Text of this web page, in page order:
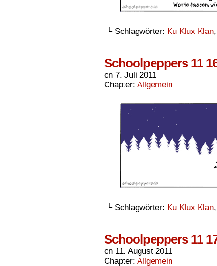
└ Schlagwörter: Ku Klux Klan
Schoolpeppers 11
on 7. Juli 2011
Chapter: Allgemein
└ Schlagwörter: Ku Klux Klan
Schoolpeppers 11
on 11. August 2011
Chapter: Allgemein